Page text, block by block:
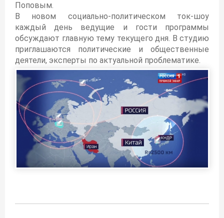
Поповым.
В новом социально-политическом ток-шоу
каждый день ведущие и гости программы
обсуждают главную тему текущего дня. В студию
приглашаются политические и общественные
деятели, эксперты по актуальной проблематике.